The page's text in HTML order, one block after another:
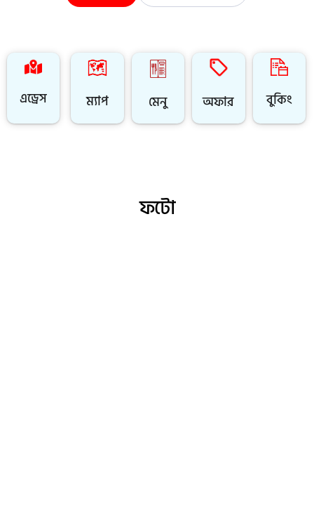
এড্রেস ম্যাপ মেনু অফার বুকিং
ফটো